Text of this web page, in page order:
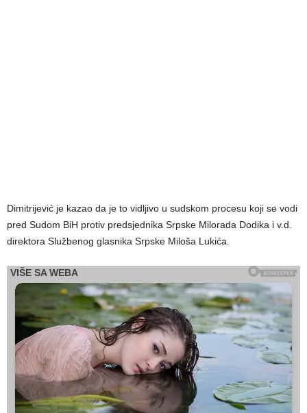
Dimitrijević je kazao da je to vidljivo u sudskom procesu koji se vodi
pred Sudom BiH protiv predsjednika Srpske Milorada Dodika i v.d.
direktora Službenog glasnika Srpske Miloša Lukića.